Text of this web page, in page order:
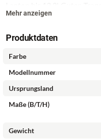
verrutschsichere 3-Punkt
Tragepolster. Die Blinklicht-
eine zusätzliche Ergänzung
Stadtbegleiter - für Schule,
wurde wasser- und
übersichtliches
Keyholder und
Mehr anzeigen
Produktdaten
Farbe
Modellnummer
Ursprungsland
Maße (B/T/H)
Gewicht